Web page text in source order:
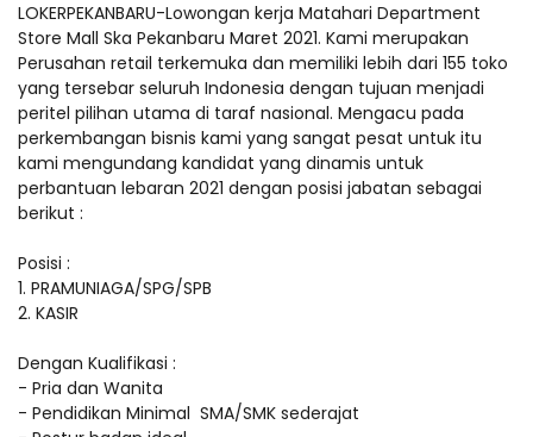
LOKERPEKANBARU-Lowongan kerja Matahari Department
Store Mall Ska Pekanbaru Maret 2021. Kami merupakan
Perusahan retail terkemuka dan memiliki lebih dari 155 toko
yang tersebar seluruh Indonesia dengan tujuan menjadi
peritel pilihan utama di taraf nasional. Mengacu pada
perkembangan bisnis kami yang sangat pesat untuk itu
kami mengundang kandidat yang dinamis untuk
perbantuan lebaran 2021 dengan posisi jabatan sebagai
berikut :
Posisi :
1. PRAMUNIAGA/SPG/SPB
2. KASIR
Dengan Kualifikasi :
- Pria dan Wanita
- Pendidikan Minimal SMA/SMK sederajat